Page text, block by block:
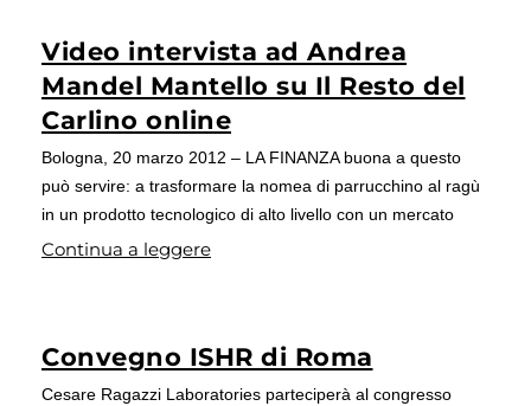
Video intervista ad Andrea
Mandel Mantello su Il Resto del
Carlino online
Bologna, 20 marzo 2012 – LA FINANZA buona a questo
può servire: a trasformare la nomea di parrucchino al ragù
in un prodotto tecnologico di alto livello con un mercato
Continua a leggere
Convegno ISHR di Roma
Cesare Ragazzi Laboratories parteciperà al congresso